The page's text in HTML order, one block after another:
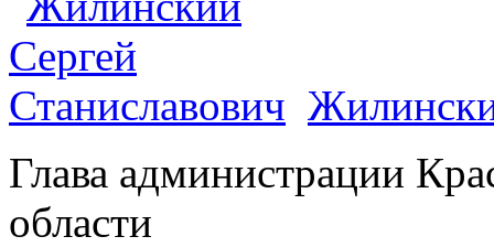
Глава администрации
области